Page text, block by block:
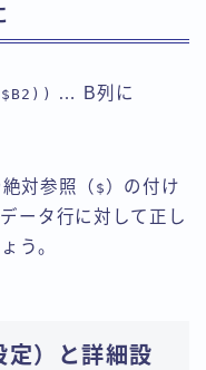
… B列に
対参照（ $ ）の付け
ータ行に対して正し
う。
定）と詳細設